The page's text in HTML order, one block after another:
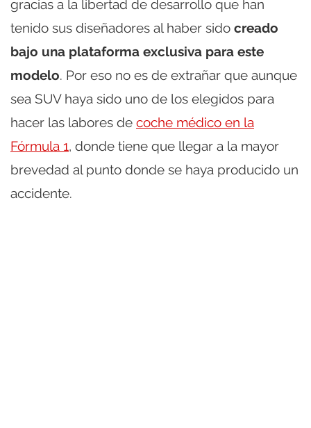
gracias a la libertad de desarrollo que han
tenido sus diseñadores al haber sido creado
bajo una plataforma exclusiva para este
modelo. Por eso no es de extrañar que aunque
sea SUV haya sido uno de los elegidos para
hacer las labores de coche médico en la
Fórmula 1, donde tiene que llegar a la mayor
brevedad al punto donde se haya producido un
accidente.